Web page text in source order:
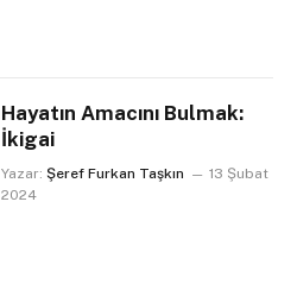
Hayatın Amacını Bulmak:
İkigai
Yazar: Şeref Furkan Taşkın
13 Şubat
2024